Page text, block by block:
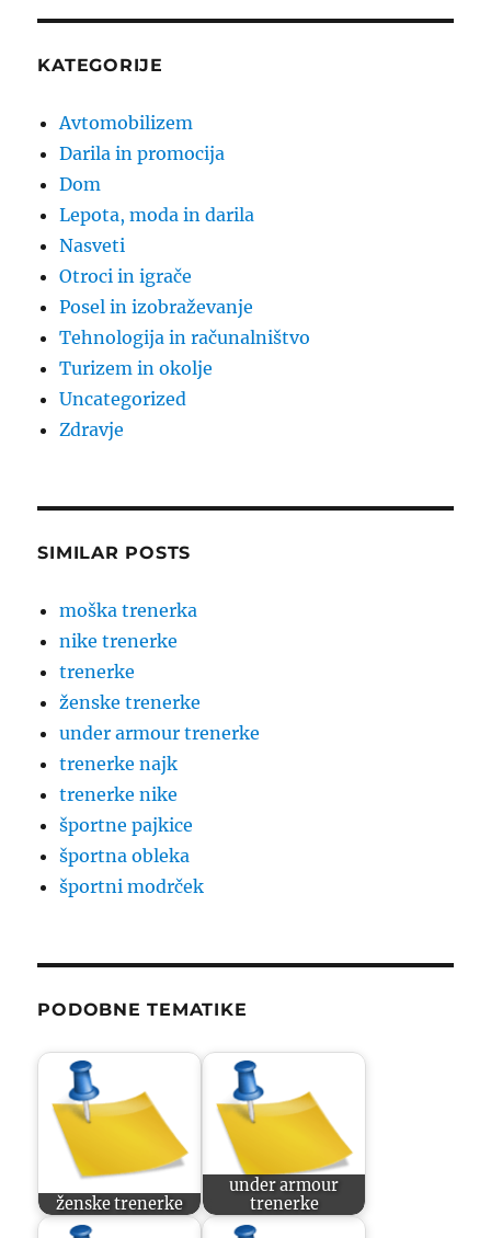
KATEGORIJE
Avtomobilizem
Darila in promocija
Dom
Lepota, moda in darila
Nasveti
Otroci in igrače
Posel in izobraževanje
Tehnologija in računalništvo
Turizem in okolje
Uncategorized
Zdravje
SIMILAR POSTS
moška trenerka
nike trenerke
trenerke
ženske trenerke
under armour trenerke
trenerke najk
trenerke nike
športne pajkice
športna obleka
športni modrček
PODOBNE TEMATIKE
ženske trenerke
under armour
trenerke